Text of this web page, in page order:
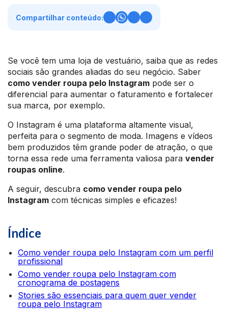
Compartilhar conteúdo:
Se você tem uma loja de vestuário, saiba que as redes
sociais são grandes aliadas do seu negócio. Saber
como vender roupa pelo Instagram pode ser o
diferencial para aumentar o faturamento e fortalecer
sua marca, por exemplo.
O Instagram é uma plataforma altamente visual,
perfeita para o segmento de moda. Imagens e vídeos
bem produzidos têm grande poder de atração, o que
torna essa rede uma ferramenta valiosa para vender
roupas online.
A seguir, descubra como vender roupa pelo
Instagram com técnicas simples e eficazes!
Índice
Como vender roupa pelo Instagram com um perfil
profissional
Como vender roupa pelo Instagram com
cronograma de postagens
Stories são essenciais para quem quer vender
roupa pelo Instagram